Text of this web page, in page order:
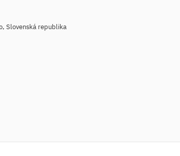
Slovenská republika